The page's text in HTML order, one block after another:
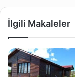
İlgili Makaleler